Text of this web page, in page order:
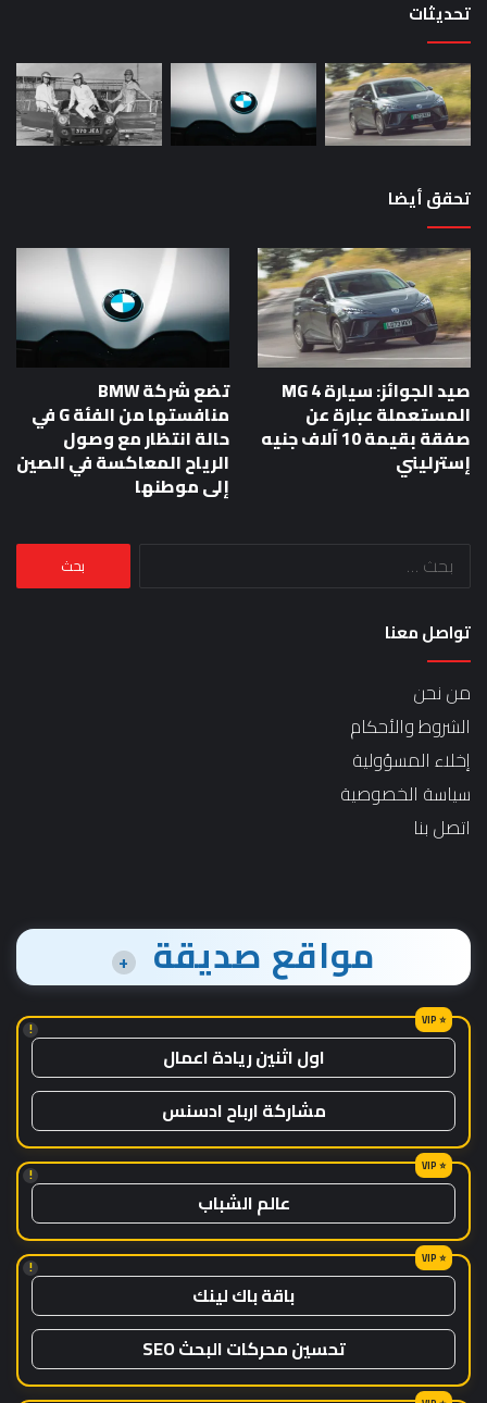
تحديثات
تحقق أيضا
صيد الجوائز: سيارة MG 4
المستعملة عبارة عن
صفقة بقيمة 10 آلاف جنيه
إسترليني
تضع شركة BMW
منافستها من الفئة G في
حالة انتظار مع وصول
الرياح المعاكسة في الصين
إلى موطنها
البحث
تواصل معنا
من نحن
الشروط والأحكام
إخلاء المسؤولية
سياسة الخصوصية
اتصل بنا
مواقع صديقة +
!
اول اثنين ريادة اعمال
مشاركة ارباح ادسنس
!
عالم الشباب
!
باقة باك لينك
تحسين محركات البحث SEO